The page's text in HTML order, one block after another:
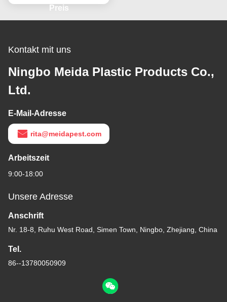
Ltd.
Arbeitszeit
9:00-18:00
Anschrift
Nr. 18-8, Ruhu West Road, Simen Town, Ningbo, Zhejiang, China
86--13780050909